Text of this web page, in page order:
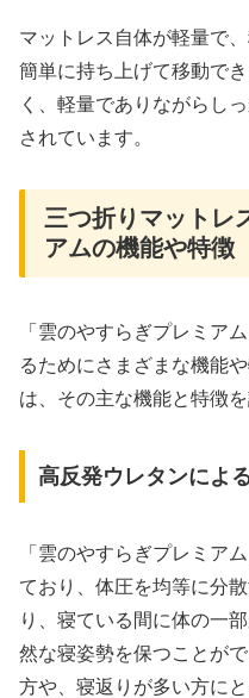
マットレス自体が軽量で
簡単に持ち上げて移動で
く、軽量でありながらし
されています。
三つ折りマットレ
アムの機能や特徴
「雲のやすらぎプレミア
るためにさまざまな機能
は、その主な機能と特徴
高反発ウレタンによ
「雲のやすらぎプレミア
ており、体圧を均等に分
り、寝ている間に体の一
然な寝姿勢を保つことが
方や、寝返りが多い方に